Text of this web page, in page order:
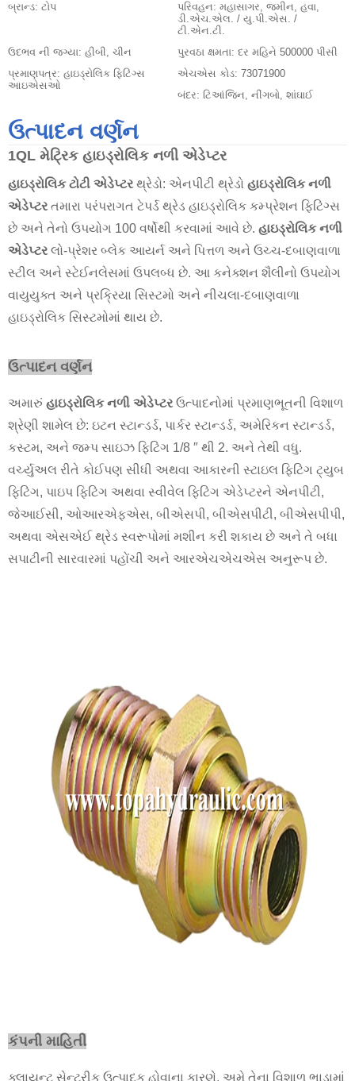
બ્રાન્ડ: ટોપ પરિવહન: મહાસાગર, જમીન, હવા,
ડી.એચ.એલ. / યુ.પી.એસ. /
ટી.એન.ટી.
ઉદભવ ની જગ્યા: હીબી, ચીન પુરવઠા ક્ષમતા: દર મહિને 500000 પીસી
પ્રમાણપત્ર: હાઇડ્રોલિક ફિટિંગ્સ
આઇએસઓ
એચએસ કોડ: 73071900
બંદર: ટિઆંજિન, નીંગબો, શાંઘાઈ
ઉત્પાદન વર્ણન
1QL મેટ્રિક હાઇડ્રોલિક નળી એડેપ્ટર
હાઇડ્રોલિકટોટી એડેપ્ટરથ્રેડો: એનપીટી થ્રેડો હાઇડ્રોલિક નળી
એડેપ્ટરતમારા પરંપરાગત ટેપર્ડ થ્રેડ હાઇડ્રોલિક કમ્પ્રેશન ફિટિંગ્સ
છે અને તેનો ઉપયોગ 100 વર્ષોથી કરવામાં આવે છે. હાઇડ્રોલિક નળી
એડેપ્ટર લો-પ્રેશર બ્લેક આયર્ન અને પિત્તળ અને ઉચ્ચ-દબાણવાળા
સ્ટીલ અને સ્ટેઈનલેસમાં ઉપલબ્ધ છે. આ કનેક્શન શૈલીનો ઉપયોગ
વાયુયુક્ત અને પ્રક્રિયા સિસ્ટમો અને નીચલા-દબાણવાળા
હાઇડ્રોલિક સિસ્ટમોમાં થાય છે.
ઉત્પાદન વર્ણન
અમારું હાઇડ્રોલિક નળી એડેપ્ટર ઉત્પાદનોમાં પ્રમાણભૂતની વિશાળ
શ્રેણી શામેલ છે: ઇટન સ્ટાન્ડર્ડ, પાર્કર સ્ટાન્ડર્ડ, અમેરિકન સ્ટાન્ડર્ડ,
કસ્ટમ, અને જમ્પ સાઇઝ ફિટિંગ 1/8 ″ થી 2. અને તેથી વધુ.
વર્ચ્યુઅલ રીતે કોઈપણ સીધી અથવા આકારની સ્ટાઇલ ફિટિંગ ટ્યુબ
ફિટિંગ, પાઇપ ફિટિંગ અથવા સ્વીવેલ ફિટિંગ એડેપ્ટરને એનપીટી,
જેઆઈસી, ઓઆરએફએસ, બીએસપી, બીએસપીટી, બીએસપીપી,
અથવા એસએઈ થ્રેડ સ્વરૂપોમાં મશીન કરી શકાય છે અને તે બધા
સપાટીની સારવારમાં પહોંચી અને આરએચએચએસ અનુરૂપ છે.
કંપની માહિતી
ક્લાયન્ટ સેન્ટ્રીક ઉત્પાદક હોવાના કારણે, અમે તેના વિશાળ ભાડામાં